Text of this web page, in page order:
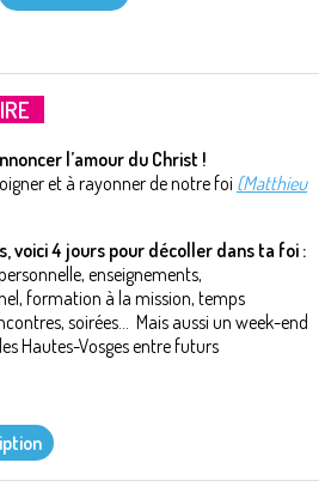
l’amour du Christ !
et à rayonner de notre foi (Matthieu
voici 4 jours pour décoller dans ta foi :
enseignements,
formation à la mission, temps
soirées... Mais aussi un week-end
Hautes-Vosges entre futurs